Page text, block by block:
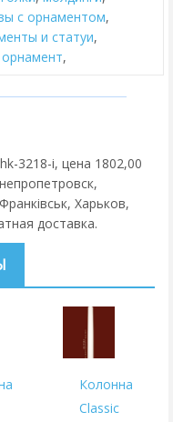
с орнаментом,
и статуи,
орнамент,
3218-i, цена 1802,00
Харьков,
доставка.
Колонна
Classic